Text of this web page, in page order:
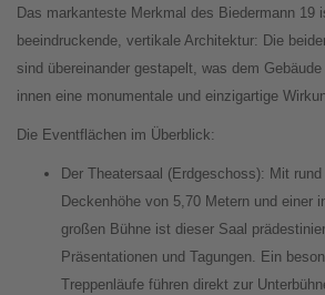
Das markanteste Merkmal des Biedermann 19
beeindruckende, vertikale Architektur: Die
sind übereinander gestapelt, was dem
innen eine monumentale und einzigartige
Die Eventflächen im Überblick:
Der Theatersaal (Erdgeschoss): Mit
Deckenhöhe von 5,70 Metern und einer
großen Bühne ist dieser Saal
Präsentationen und Tagungen. Ein
Treppenläufe führen direkt zur